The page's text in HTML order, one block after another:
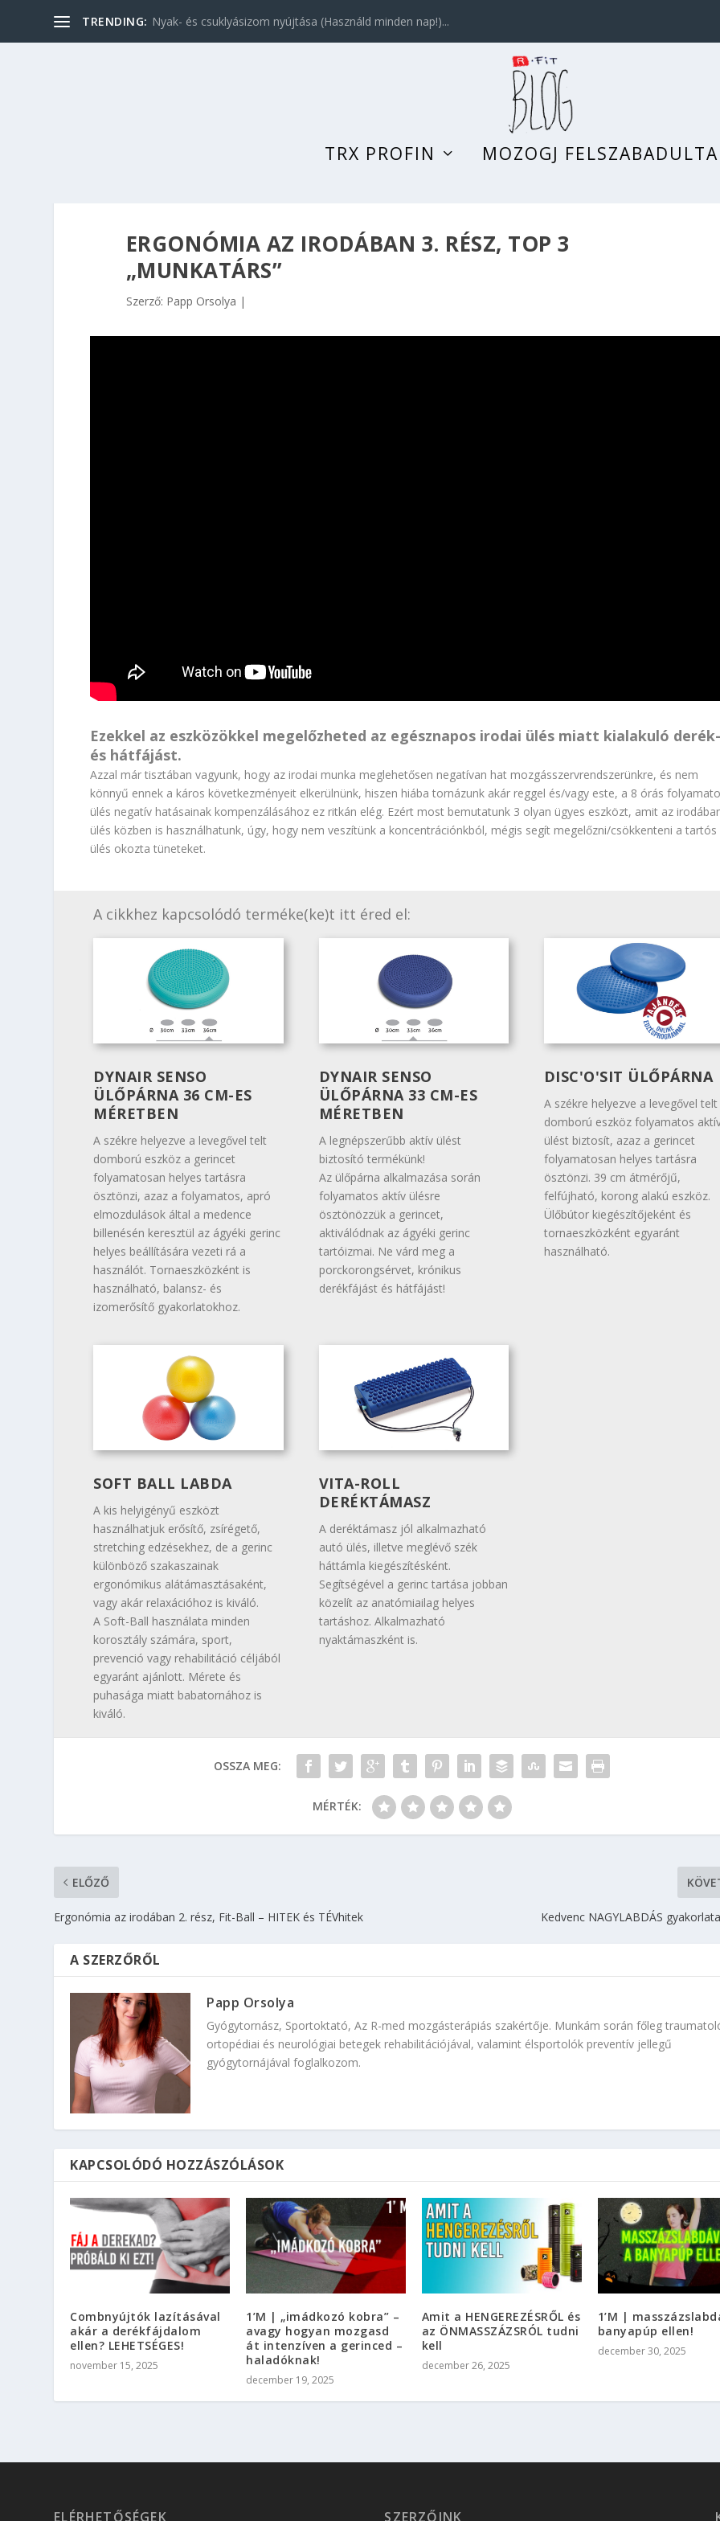
TRENDING: Nyak- és csuklyásizom nyújtása (Használd minden nap!)...
TRX PROFIN MOZOGJ
ERGONÓMIA AZ IRODÁBAN 3. RÉSZ, TOP 3
„MUNKATÁRS”
Szerző: Papp Orsolya
Ezekkel az eszközökkel megelőzheted az egésznapos irodai ülés miatt kialakuló derék-
és hátfájást.
Azzal már tisztában vagyunk, hogy az irodai munka meglehetősen negatívan hat mozgásszervrendszerünkre, és nem
könnyű ennek a káros következményeit elkerülnünk, hiszen hiába tornázunk akár reggel és/vagy este, a 8 órás
ülés negatív hatásainak kompenzálásához ez ritkán elég. Ezért most bemutatunk 3 olyan ügyes eszközt, amit az
ülés közben is használhatunk, úgy, hogy nem veszítünk a koncentrációnkból, mégis segít megelőzni/csökkenteni a tartós
ülés okozta tüneteket.
A cikkhez kapcsolódó terméke(ke)t itt éred el:
DYNAIR SENSO
ÜLŐPÁRNA 36 CM-ES
MÉRETBEN
A székre helyezve a levegővel telt
domború eszköz a gerincet
folyamatosan helyes tartásra
ösztönzi, azaz a folyamatos, apró
elmozdulások által a medence
billenésén keresztül az ágyéki gerinc
helyes beállítására vezeti rá a
használót. Tornaeszközként is
használható, balansz- és
izomerősítő gyakorlatokhoz.
DYNAIR SENSO
ÜLŐPÁRNA 33 CM-ES
MÉRETBEN
A legnépszerűbb aktív ülést
biztosító termékünk!
Az ülőpárna alkalmazása során
folyamatos aktív ülésre
ösztönözzük a gerincet,
aktiválódnak az ágyéki gerinc
tartóizmai. Ne várd meg a
porckorongsérvet, krónikus
derékfájást és hátfájást!
DISC'O'SIT ÜLŐPÁRNA
A székre helyezve a levegővel telt
domború eszköz folyamatos
ülést biztosít, azaz a gerincet
folyamatosan helyes tartásra
ösztönzi. 39 cm átmérőjű,
felfújható, korong alakú eszköz.
Ülőbútor kiegészítőjeként és
tornaeszközként egyaránt
használható.
SOFT BALL LABDA
A kis helyigényű eszközt
használhatjuk erősítő, zsírégető,
stretching edzésekhez, de a gerinc
különböző szakaszainak
ergonómikus alátámasztásaként,
vagy akár relaxációhoz is kiváló.
A Soft-Ball használata minden
korosztály számára, sport,
prevenció vagy rehabilitáció céljából
egyaránt ajánlott. Mérete és
puhasága miatt babatornához is
kiváló.
VITA-ROLL
DERÉKTÁMASZ
A deréktámasz jól alkalmazható
autó ülés, illetve meglévő szék
háttámla kiegészítésként.
Segítségével a gerinc tartása jobban
közelít az anatómiailag helyes
tartáshoz. Alkalmazható
nyaktámaszként is.
OSSZA MEG:
MÉRTÉK:
ELŐZŐ
Ergonómia az irodában 2. rész, Fit-Ball – HITEK és TÉVhitek Kedvenc NAGYLABDÁS
A SZERZŐRŐL
Papp Orsolya
Gyógytornász, Sportoktató, Az R-med mozgásterápiás szakértője. Munkám során főleg
ortopédiai és neurológiai betegek rehabilitációjával, valamint élsportolók preventív jellegű
gyógytornájával foglalkozom.
KAPCSOLÓDÓ HOZZÁSZÓLÁSOK
Combnyújtók lazításával
akár a derékfájdalom
ellen? LEHETSÉGES!
november 15, 2025
1’M | „imádkozó kobra” –
avagy hogyan mozgasd
át intenzíven a gerinced –
haladóknak!
december 19, 2025
Amit a HENGEREZÉSRŐL és
az ÖNMASSZÁZSRÓL tudni
kell
december 26, 2025
1’M |
banyapúp ellen!
december 30, 2025
ELÉRHETŐSÉGEK SZERZŐINK